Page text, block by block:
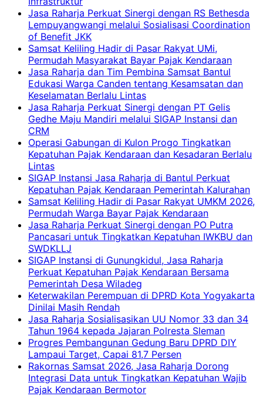
Jasa Raharja Perkuat Sinergi dengan RS Bethesda
Lempuyangwangi melalui Sosialisasi Coordination
of Benefit JKK
Samsat Keliling Hadir di Pasar Rakyat UMi,
Permudah Masyarakat Bayar Pajak Kendaraan
Jasa Raharja dan Tim Pembina Samsat Bantul
Edukasi Warga Canden tentang Kesamsatan dan
Keselamatan Berlalu Lintas
Jasa Raharja Perkuat Sinergi dengan PT Gelis
Gedhe Maju Mandiri melalui SIGAP Instansi dan
CRM
Operasi Gabungan di Kulon Progo Tingkatkan
Kepatuhan Pajak Kendaraan dan Kesadaran Berlalu
Lintas
SIGAP Instansi Jasa Raharja di Bantul Perkuat
Kepatuhan Pajak Kendaraan Pemerintah Kalurahan
Samsat Keliling Hadir di Pasar Rakyat UMKM 2026,
Permudah Warga Bayar Pajak Kendaraan
Jasa Raharja Perkuat Sinergi dengan PO Putra
Pancasari untuk Tingkatkan Kepatuhan IWKBU dan
SWDKLLJ
SIGAP Instansi di Gunungkidul, Jasa Raharja
Perkuat Kepatuhan Pajak Kendaraan Bersama
Pemerintah Desa Wiladeg
Keterwakilan Perempuan di DPRD Kota Yogyakarta
Dinilai Masih Rendah
Jasa Raharja Sosialisasikan UU Nomor 33 dan 34
Tahun 1964 kepada Jajaran Polresta Sleman
Progres Pembangunan Gedung Baru DPRD DIY
Lampaui Target, Capai 81,7 Persen
Rakornas Samsat 2026, Jasa Raharja Dorong
Integrasi Data untuk Tingkatkan Kepatuhan Wajib
Pajak Kendaraan Bermotor